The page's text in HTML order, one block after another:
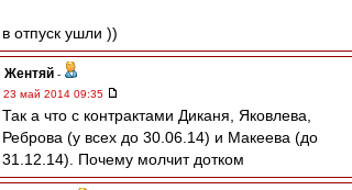
в отпуск ушли ))
Жентяй -
23 май 2014 09:35
Так а что с контрактами Диканя, Яковлева,
Реброва (у всех до 30.06.14) и Макеева (до
31.12.14). Почему молчит дотком